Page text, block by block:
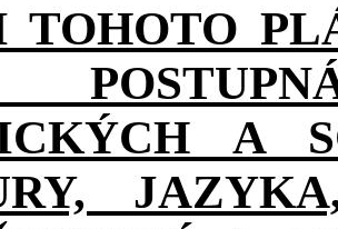
TOHOTO
A